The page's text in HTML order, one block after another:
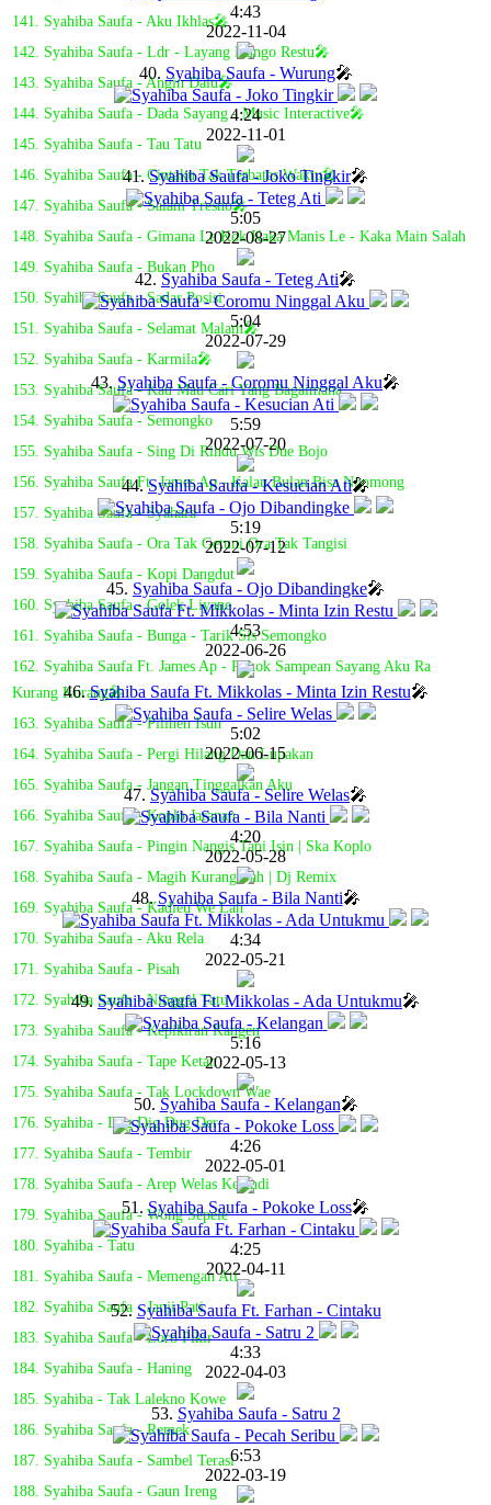
141. Syahiba Saufa - Aku Ikhlas🎤
142. Syahiba Saufa - Ldr - Layang Dungo Restu🎤
143. Syahiba Saufa - Angin Dalu🎤
144. Syahiba Saufa - Dada Sayang - Music Interactive🎤
145. Syahiba Saufa - Tau Tatu
146. Syahiba Saufa - Cintaku Tak Terbatas Waktu🎤
147. Syahiba Saufa - Salam Tresno🎤
148. Syahiba Saufa - Gimana Le Kok Kaka Manis Le - Kaka Main Salah
149. Syahiba Saufa - Bukan Pho
150. Syahiba Saufa - Sadar Posisi
151. Syahiba Saufa - Selamat Malam🎤
152. Syahiba Saufa - Karmila🎤
153. Syahiba Saufa - Kau Mau Cari Yang Bagaimana
154. Syahiba Saufa - Semongko
155. Syahiba Saufa - Sing Di Rindu Wis Due Bojo
156. Syahiba Saufa Ft. James Ap - Kalau Bulan Bisa Ngomong
157. Syahiba Saufa - Syahara
158. Syahiba Saufa - Ora Tak Getuni Ora Tak Tangisi
159. Syahiba Saufa - Kopi Dangdut
160. Syahiba Saufa - Golek Liyane
161. Syahiba Saufa - Bunga - Tarik Sis Semongko
162. Syahiba Saufa Ft. James Ap - Pokok Sampean Sayang Aku Ra
Kurang Kurang🎤
163. Syahiba Saufa - Pilihen Isun
164. Syahiba Saufa - Pergi Hilang Dan Lupakan
165. Syahiba Saufa - Jangan Tinggalkan Aku
166. Syahiba Saufa - Koplo Jaranan
167. Syahiba Saufa - Pingin Nangis Tapi Isin | Ska Koplo
168. Syahiba Saufa - Magih Kurang Tah | Dj Remix
169. Syahiba Saufa - Kadieu We Lah
170. Syahiba Saufa - Aku Rela
171. Syahiba Saufa - Pisah
172. Syahiba Saufa - Ninggal Tatu
173. Syahiba Saufa - Kepikiran Kangen
174. Syahiba Saufa - Tape Ketan
175. Syahiba Saufa - Tak Lockdown Wae
176. Syahiba - Dag Dig Dug Der
177. Syahiba Saufa - Tembir
178. Syahiba Saufa - Arep Welas Kelendi
179. Syahiba Saufa - Wong Sepele
180. Syahiba - Tatu
181. Syahiba Saufa - Memengan Ati
182. Syahiba Saufa - Janji Pati
183. Syahiba Saufa - Loro Pikir
184. Syahiba Saufa - Haning
185. Syahiba - Tak Lalekno Kowe
186. Syahiba Saufa - Remek
187. Syahiba Saufa - Sambel Terasi
188. Syahiba Saufa - Gaun Ireng
4:43
2022-11-04
40. Syahiba Saufa - Wurung🎤
4:24
2022-11-01
41.Syahiba Saufa - Joko Tingkir🎤
5:05
2022-08-27
42. Syahiba Saufa - Teteg Ati🎤
5:04
2022-07-29
43. Syahiba Saufa - Coromu Ninggal Aku🎤
5:59
2022-07-20
44.Syahiba Saufa - Kesucian Ati🎤
5:19
2022-07-12
45. Syahiba Saufa - Ojo Dibandingke🎤
4:53
2022-06-26
46.Syahiba Saufa Ft. Mikkolas - Minta Izin Restu🎤
5:02
2022-06-15
47.Syahiba Saufa - Selire Welas🎤
4:20
2022-05-28
48.Syahiba Saufa - Bila Nanti🎤
4:34
2022-05-21
49. Syahiba Saufa Ft. Mikkolas - Ada Untukmu🎤
5:16
2022-05-13
50. Syahiba Saufa - Kelangan🎤
4:26
2022-05-01
51.Syahiba Saufa - Pokoke Loss🎤
4:25
2022-04-11
52. Syahiba Saufa Ft. Farhan - Cintaku
4:33
2022-04-03
53. Syahiba Saufa - Satru 2
6:53
2022-03-19